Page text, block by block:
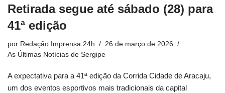
Retirada segue até sábado (28) para
41ª edição
por Redação Imprensa 24h
26 de março de 2026
As Últimas Notícias de Sergipe
A expectativa para a 41ª edição da Corrida Cidade de Aracaju,
um dos eventos esportivos mais tradicionais da capital